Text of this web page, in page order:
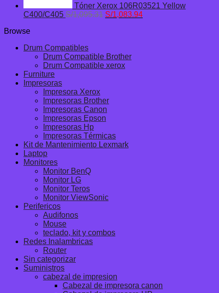
Tóner Xerox 106R03521 Yellow
C400/C405 S/1,095.31 El
S/1,083.94El
Browse
Drum Compatibles
Drum Compatible Brother
Drum Compatible xerox
Furniture
Impresoras
Impresora Xerox
Impresoras Brother
Impresoras Canon
Impresoras Epson
Impresoras Hp
Impresoras Térmicas
Kit de Mantenimiento Lexmark
Laptop
Monitores
Monitor BenQ
Monitor LG
Monitor Teros
Monitor ViewSonic
Perifericos
Audifonos
Mouse
teclado, kit y combos
Redes Inalambricas
Router
Sin categorizar
Suministros
cabezal de impresion
Cabezal de impresora canon